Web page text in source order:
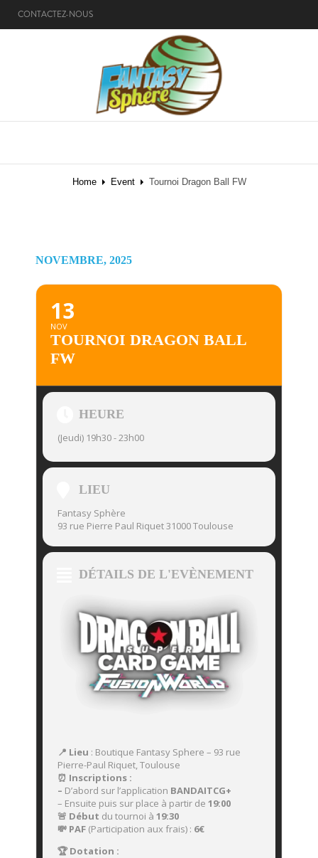
CONTACTEZ-NOUS
Home Event Tournoi Dragon Ball FW
NOVEMBRE, 2025
13
NOV
TOURNOI DRAGON BALL
FW
HEURE
(Jeudi) 19h30 - 23h00
LIEU
Fantasy Sphère
93 rue Pierre Paul Riquet 31000 Toulouse
DÉTAILS DE L'EVÈNEMENT
📍 Lieu : Boutique Fantasy Sphere – 93 rue
Pierre-Paul Riquet, Toulouse
⏰ Inscriptions :
– D’abord sur l’application BANDAITCG+
– Ensuite puis sur place à partir de 19:00
🚨 Début du tournoi à 19:30
💸 PAF (Participation aux frais) : 6€
🏆 Dotation :